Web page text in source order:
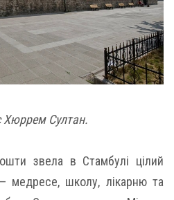
Хюррем Султан.
звела в Стамбулі цілий
медресе, школу, лікарню та